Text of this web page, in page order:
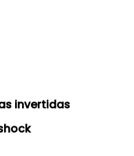
invertidas